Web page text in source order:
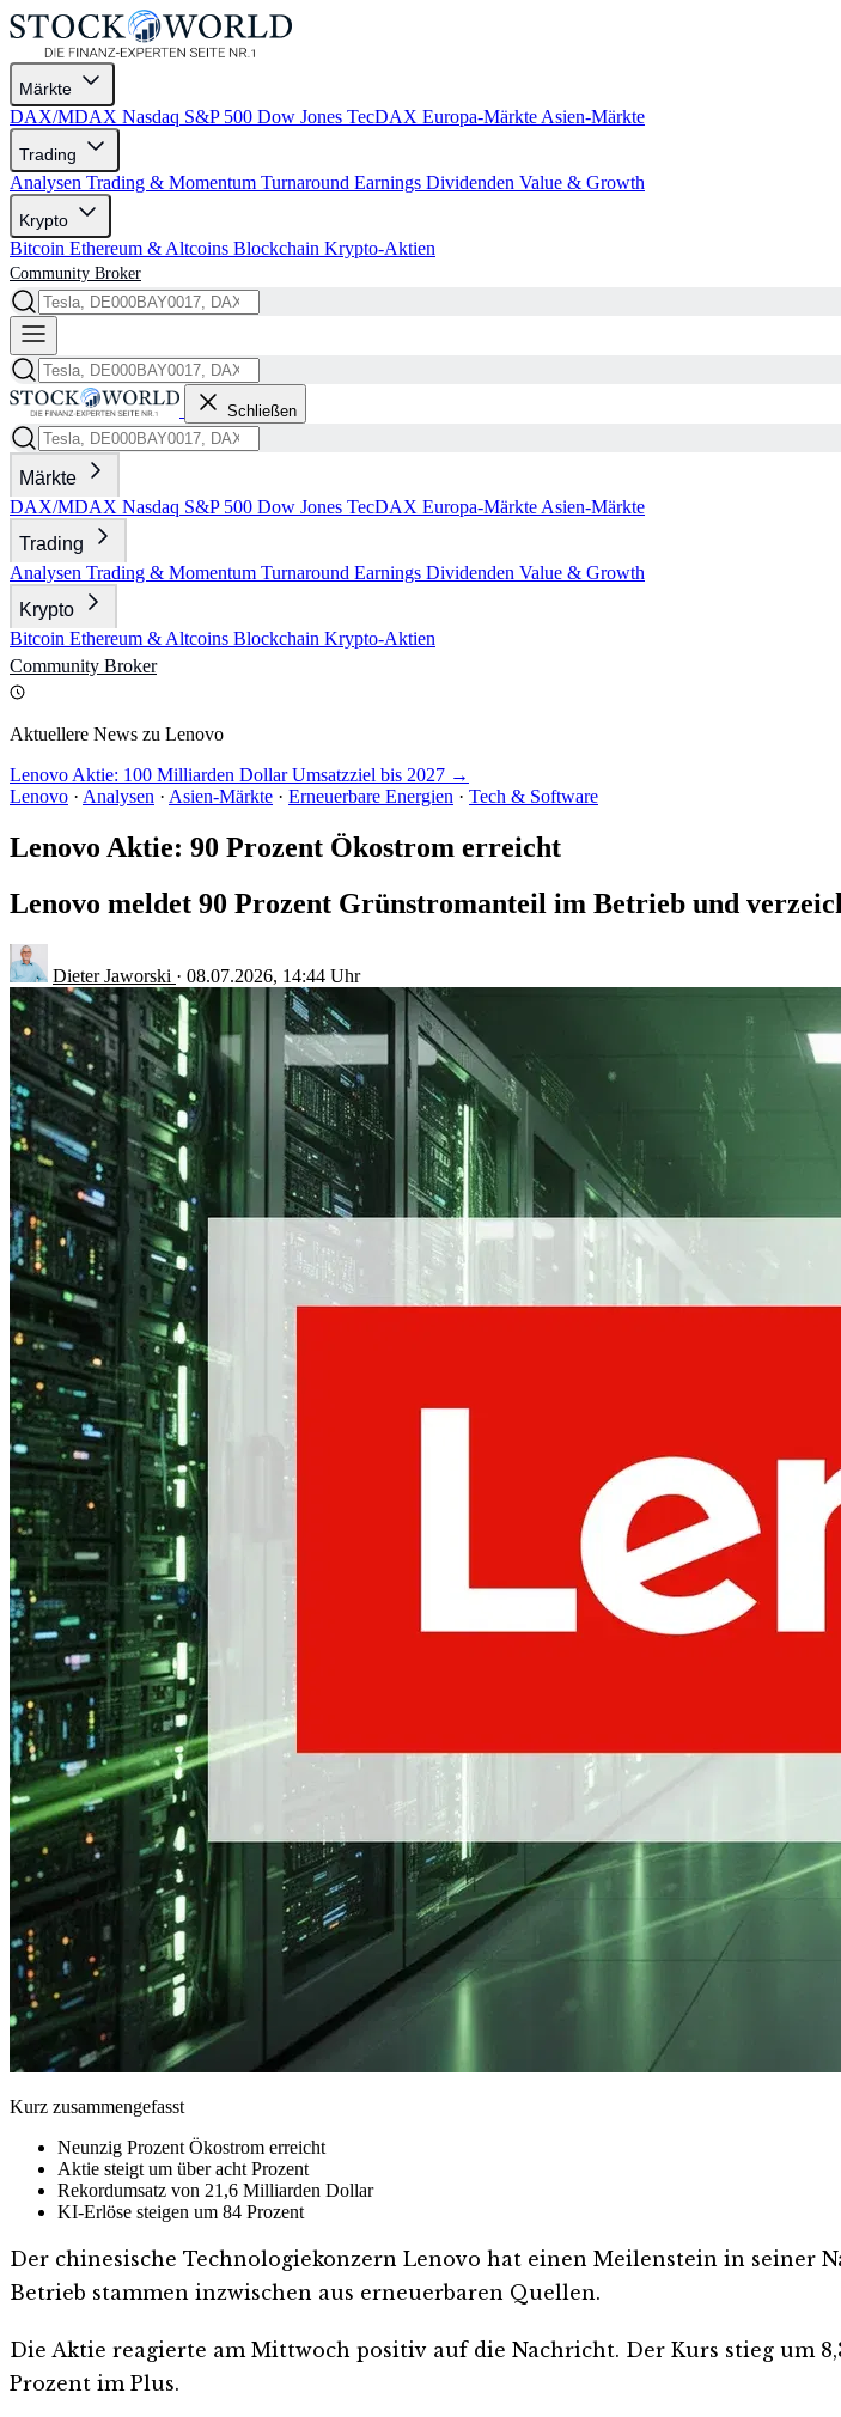
Märkte
DAX/MDAX Nasdaq S&P 500 Dow Jones TecDAX Europa-Märkte Asien-Märkte
Trading
Analysen Trading & Momentum Turnaround Earnings Dividenden Value & Growth
Krypto
Bitcoin Ethereum & Altcoins Blockchain Krypto-Aktien
Community Broker
Schließen
Märkte
DAX/MDAX Nasdaq S&P 500 Dow Jones TecDAX Europa-Märkte Asien-Märkte
Trading
Analysen Trading & Momentum Turnaround Earnings Dividenden Value & Growth
Krypto
Bitcoin Ethereum & Altcoins Blockchain Krypto-Aktien
Community Broker
Aktuellere News zu Lenovo
Lenovo Aktie: 100 Milliarden Dollar Umsatzziel bis 2027 →
Lenovo · Analysen · Asien-Märkte · Erneuerbare Energien · Tech & Software
Lenovo Aktie: 90 Prozent Ökostrom erreicht
Lenovo meldet 90 Prozent Grünstromanteil im Betrieb und
Dieter Jaworski · 08.07.2026, 14:44 Uhr
Kurz zusammengefasst
Neunzig Prozent Ökostrom erreicht
Aktie steigt um über acht Prozent
Rekordumsatz von 21,6 Milliarden Dollar
KI-Erlöse steigen um 84 Prozent
Der chinesische Technologiekonzern Lenovo hat einen Meilenstein in seiner
Betrieb stammen inzwischen aus erneuerbaren Quellen.
Die Aktie reagierte am Mittwoch positiv auf die Nachricht. Der Kurs stieg um
Prozent im Plus.